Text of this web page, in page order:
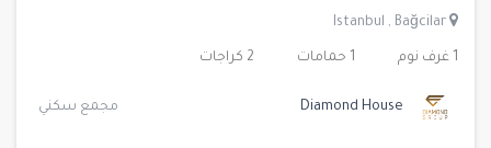
Istanbul , Bağcilar
1 غرف نوم 1 حمامات 2 كراجات
Diamond House مجمع سكني